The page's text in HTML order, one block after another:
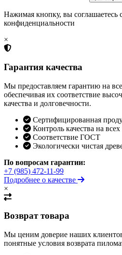
Нажимая кнопку, вы соглашаетесь
конфиденциальности
×
Гарантия качества
Мы предоставляем гарантию на
обеспечивая их соответствие
качества и долговечности.
Сертифицированная
Контроль качества на всех
Соответствие ГОСТ
Экологически чистая
По вопросам гарантии:
+7 (985) 472-11-99
Подробнее о качестве
×
Возврат товара
Мы ценим доверие наших
понятные условия возврата